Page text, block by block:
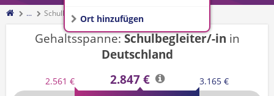
Ort hinzufügen
... Schulbegleiter/-in
Gehaltsspanne:Schulbegleiter/-in in
Deutschland
2.561 € 2.847 €
3.165 €